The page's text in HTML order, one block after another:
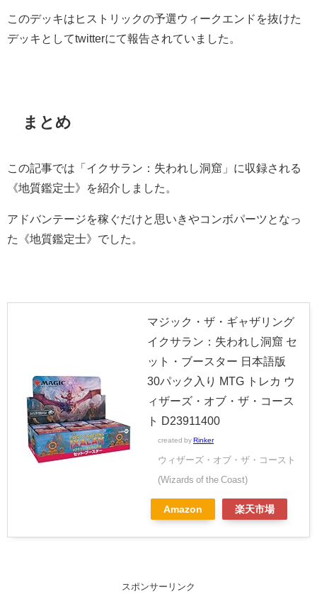
このデッキはヒストリックの予選ウィークエンドを抜けた
デッキとしてtwitterにて報告されていました。
まとめ
この記事では「イクサラン：失われし洞窟」に収録される
《地質鑑定士》を紹介しました。
アドバンテージを稼ぐだけと思いきやコンボパーツとなっ
た《地質鑑定士》でした。
マジック・ザ・ギャザリング
イクサラン：失われし洞窟 セ
ット・ブースター 日本語版
30パック入り MTG トレカ ウ
ィザーズ・オブ・ザ・コース
ト D23911400
created by Rinker
ウィザーズ・オブ・ザ・コースト
(Wizards of the Coast)
Amazon 楽天市場
スポンサーリンク